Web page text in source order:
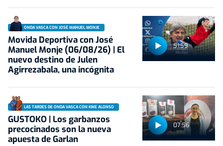
51:59
ONDA VASCA CON JOSÉ MANUEL MONJE
Movida Deportiva con José
Manuel Monje (06/08/26) | El
nuevo destino de Julen
Agirrezabala, una incógnita
07:56
LAS TARDES DE ONDA VASCA CON KIKE ALONSO
GUSTOKO | Los garbanzos
precocinados son la nueva
apuesta de Garlan